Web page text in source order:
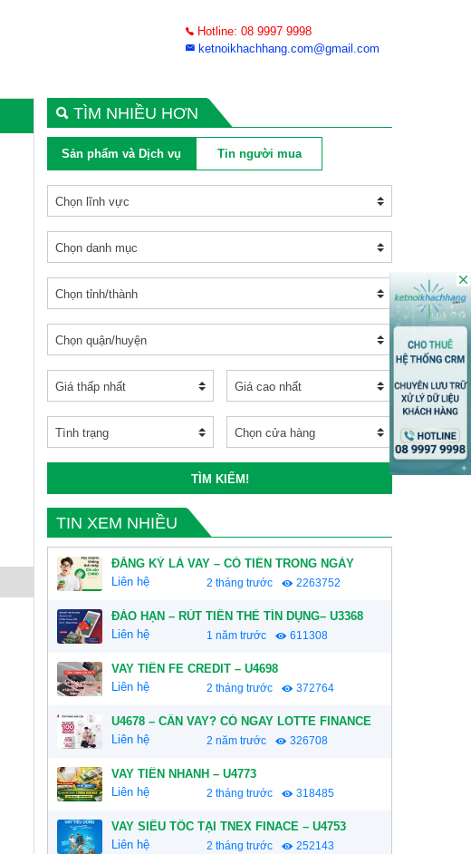
Hotline: 08 9997 9998
ketnoikhachhang.com@gmail.com
TÌM NHIỀU HƠN
Sản phẩm và Dịch vụ Tin người mua
TÌM KIẾM!
TIN XEM NHIỀU
ĐĂNG KÝ LÀ VAY – CÓ TIỀN TRONG NGÀY
Liên hệ
2 tháng trước 2263752
ĐÁO HẠN – RÚT TIỀN THẺ TÍN DỤNG– U3368
Liên hệ
1 năm trước 611308
VAY TIỀN FE CREDIT – U4698
Liên hệ
2 tháng trước 372764
U4678 – CẦN VAY? CÓ NGAY LOTTE FINANCE
Liên hệ
2 năm trước 326708
VAY TIỀN NHANH – U4773
Liên hệ
2 tháng trước 318485
VAY SIÊU TỐC TẠI TNEX FINACE – U4753
Liên hệ
2 tháng trước 252143